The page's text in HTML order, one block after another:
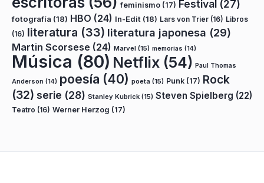
feminismo (17) Festival (27)
fotografía (18) HBO (24) In-Edit (18) Lars von Trier (16) Libros
(16) literatura (33) literatura japonesa (29)
Martin Scorsese (24) Marvel (15) memorias (14)
Música (80) Netflix (54) Paul Thomas
Anderson (14) poesía (40) poeta (15) Punk (17) Rock
(32) serie (28) Stanley Kubrick (15) Steven Spielberg (22)
Teatro (16) Werner Herzog (17)